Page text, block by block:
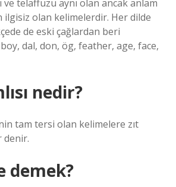
ve telaffuzu aynı olan ancak anlam
ilgisiz olan kelimelerdir. Her dilde
de eski çağlardan beri
dal, don, ög, feather, age, face,
nedir?
tam tersi olan kelimelere zıt
denir.
demek?